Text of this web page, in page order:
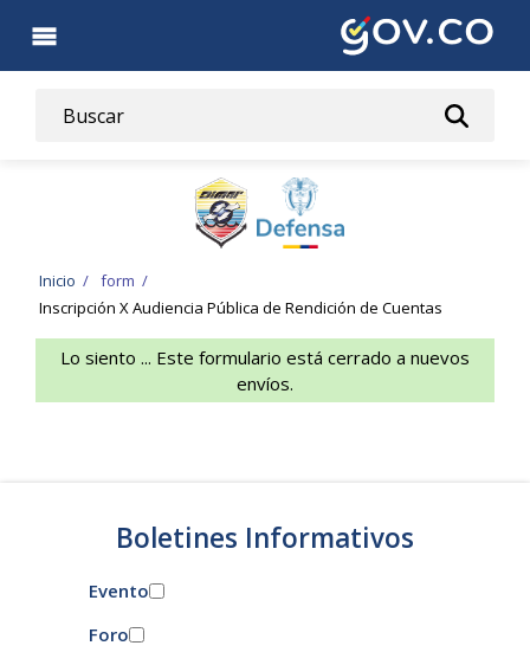
contenido
Ruta
de
navegación
Inicio
form
Inscripción X Audiencia Pública de Rendición de Cuentas
status
Lo siento ... Este formulario está cerrado a nuevos
envíos.
Boletines Informativos
Evento
Foro